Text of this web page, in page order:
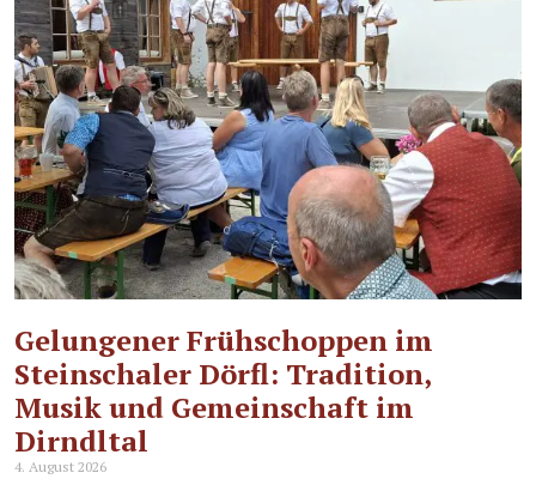
Gelungener Frühschoppen im
Steinschaler Dörfl: Tradition,
Musik und Gemeinschaft im
Dirndltal
4. August 2026